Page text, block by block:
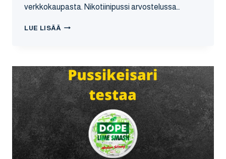
verkkokaupasta. Nikotiinipussi arvostelussa…
LUE LISÄÄ PAZ
ARVOSTELU